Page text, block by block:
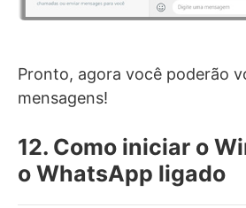
Pronto, agora você poderão
mensagens!
12. Como iniciar o
o WhatsApp ligado